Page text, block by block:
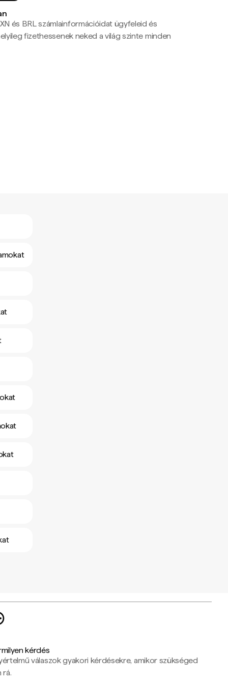
és BRL számlainformációidat ügyfeleid és
fizethessenek neked a világ szinte minden
kérdés
válaszok gyakori kérdésekre, amikor szükséged
rá.